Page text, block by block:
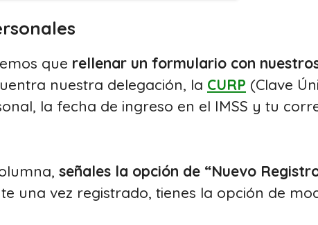
que rellenar un formulario con
nuestra delegación, la CURP (Clave
la fecha de ingreso en el IMSS y tu
señales la opción de “Nuevo
una vez registrado, tienes la opción de